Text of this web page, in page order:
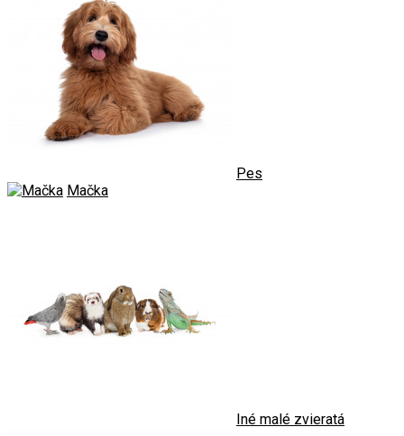
Pes
Mačka
Iné malé zvieratá